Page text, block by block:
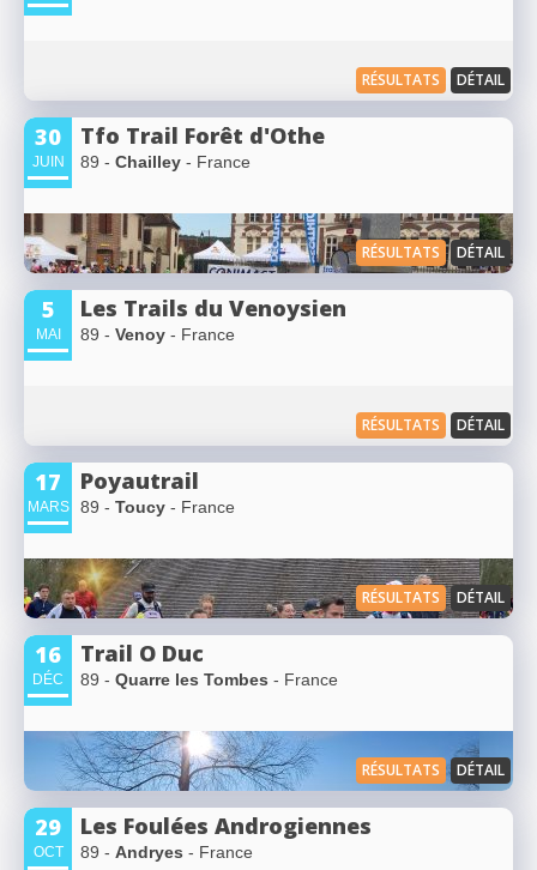
RÉSULTATS DÉTAIL
30
JUIN
Tfo Trail Forêt d'Othe
89 - Chailley - France
RÉSULTATS DÉTAIL
5
MAI
Les Trails du Venoysien
89 - Venoy - France
RÉSULTATS DÉTAIL
17
MARS
Poyautrail
89 - Toucy - France
RÉSULTATS DÉTAIL
16
DÉC
Trail O Duc
89 - Quarre les Tombes - France
RÉSULTATS DÉTAIL
29
OCT
Les Foulées Androgiennes
89 - Andryes - France